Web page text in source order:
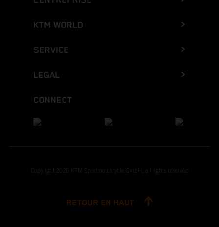
KTM WORLD
SERVICE
LEGAL
CONNECT
Copyright 2026 KTM Sportmotorcycle GmbH, all rights reserved
RETOUR EN HAUT